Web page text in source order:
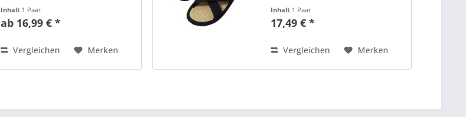
Wohlbefinden für Ihre Füße. Nie
wieder unangenehme Gerüche.
Inhalt 1 Paar
ab 16,99 € *
Vergleichen Merken
schwarz Laufsohle: Kautschuk
Obermaterial: Baumwolle Futter
Inhalt 1 Paar
17,49 € *
Vergleichen Merken